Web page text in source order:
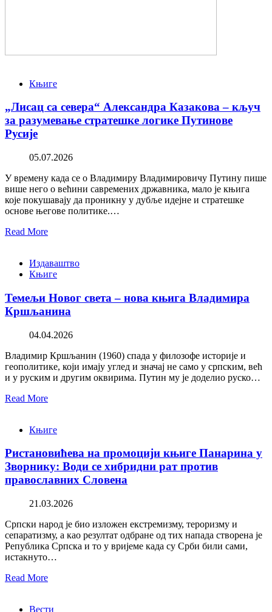
Књиге
„Лисац са севера“ Александра Казакова – кључ
за разумевање стратешке логике Путинове
Русије
05.07.2026
У времену када се о Владимиру Владимировичу Путину пише
више него о већини савремених државника, мало је књига
које покушавају да проникну у дубље идејне и стратешке
основе његове политике.…
Read More
Издаваштво
Књиге
Темељи Новог света – нова књига Владимира
Кршљанина
04.04.2026
Владимир Кршљанин (1960) спада у филозофе историје и
геополитике, који имају углед и значај не само у српским, већ
и у руским и другим оквирима. Путин му је доделио руско…
Read More
Књиге
Ристановићева на промоцији књиге Панарина у
Зворнику: Води се хибридни рат против
православних Словена
21.03.2026
Српски народ је био изложен екстремизму, тероризму и
сепаратизму, а као резултат одбране од тих напада створена је
Република Српска и то у вријеме када су Срби били сами,
истакнуто…
Read More
Вести